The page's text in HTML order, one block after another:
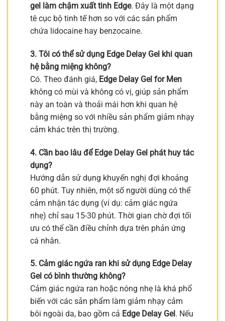
gel làm chậm xuất tinh Edge. Đây là một dạng
tê cục bộ tinh tế hơn so với các sản phẩm
chứa lidocaine hay benzocaine.
3. Tôi có thể sử dụng Edge Delay Gel khi quan
hệ bằng miệng không?
Có. Theo đánh giá, Edge Delay Gel for Men
không có mùi và không có vị, giúp sản phẩm
này an toàn và thoải mái hơn khi quan hệ
bằng miệng so với nhiều sản phẩm giảm nhạy
cảm khác trên thị trường.
4. Cần bao lâu để Edge Delay Gel phát huy tác
dụng?
Hướng dẫn sử dụng khuyến nghị đợi khoảng
60 phút. Tuy nhiên, một số người dùng có thể
cảm nhận tác dụng (ví dụ: cảm giác ngứa
nhẹ) chỉ sau 15-30 phút. Thời gian chờ đợi tối
ưu có thể cần điều chỉnh dựa trên phản ứng
cá nhân.
5. Cảm giác ngứa ran khi sử dụng Edge Delay
Gel có bình thường không?
Cảm giác ngứa ran hoặc nóng nhẹ là khá phổ
biến với các sản phẩm làm giảm nhạy cảm
bôi ngoài da, bao gồm cả Edge Delay Gel . Nếu